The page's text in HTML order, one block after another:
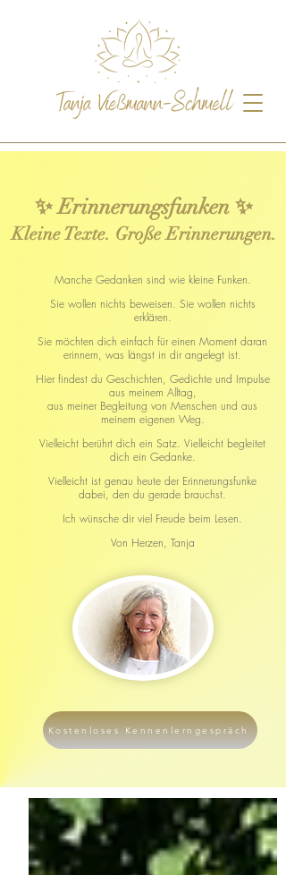
✨ Erinnerungsfunken ✨
Kleine Texte. Große Erinnerungen.
Manche Gedanken sind wie kleine Funken.
Sie wollen nichts beweisen. Sie wollen nichts
erklären.
Sie möchten dich einfach für einen Moment daran
erinnern, was längst in dir angelegt ist.
Hier findest du Geschichten, Gedichte und Impulse
aus meinem Alltag,
aus meiner Begleitung von Menschen und aus
meinem eigenen Weg.
Vielleicht berührt dich ein Satz. Vielleicht begleitet
dich ein Gedanke.
Vielleicht ist genau heute der Erinnerungsfunke
dabei, den du gerade brauchst.
Ich wünsche dir viel Freude beim Lesen.
Von Herzen, Tanja
Kostenloses Kennenlerngespräch